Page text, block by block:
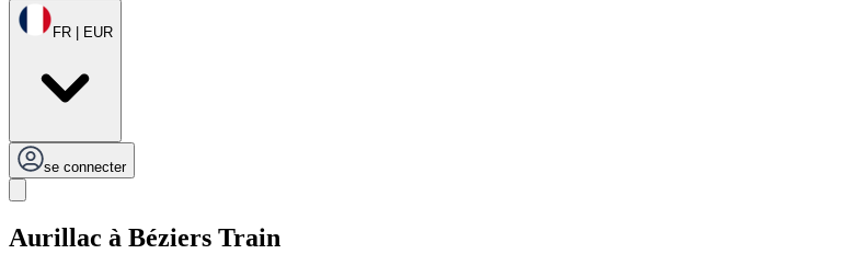
FR | EUR
se connecter
Aurillac à Béziers Train